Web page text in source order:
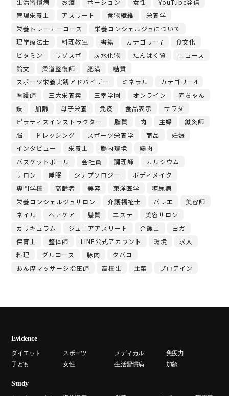
生活習慣病
お酒 ポーション 女性
YouTube発信
管理栄養士
アスリート 食物繊維
栄養学
栄養トレーナーコース
栄養コンシェルジュについて
理学療法士
料理教室 書籍 カテゴリー7
食文化
ビタミン
リゾスポ 炭水化物 たんぱく質
ニュース
論文
柔道整復師 肥満
糖質
スポーツ栄養実践アドバイザー
ミネラル
カテゴリー4
看護師
三大栄養素 三幸学園 オンライン
赤ちゃん
鉄
加齢 母子栄養 免疫 食品表示
サラダ
ピラティスインストラクター
脂質 肉 主婦
鍼灸師
脳
ドレッシング スポーツ栄養学 商品
妊娠
インタビュー
栄養士 腸内環境
鶏肉
バスケットボール
会社員 調理師
カルシウム
サロン
睡眠 シナプソロジー
ボディメイク
専門学校
高齢者 美容 東洋医学
糖尿病
栄養コンシェルジュサロン
介護福祉士 バレエ
美容師
ネイル
ヘアケア 髪質 エステ
美容サロン
カリキュラム
ジュニアアスリート 介護士
ヨガ
保育士
整体師 LINE公式アカウント 環境
求人
料理
グルコース 豚肉
タバコ
あん摩マッサージ指圧師
高校生 主菜 プロテイン
Evidence
ダイエット スポーツ メディカル
免疫力
子ども
女性 生活習慣病 加齢
Study